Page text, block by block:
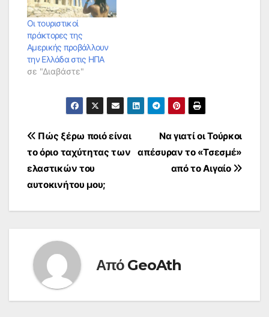
Οι τουριστικοί
πράκτορες της
Αμερικής προβάλλουν
την Ελλάδα στις ΗΠΑ
σε "Διαβάστε"
Πλοήγηση
άρθρων
Να γιατί οι Τούρκοι
απέσυραν το «Τσεσμέ»
από το Αιγαίο
Πώς ξέρω ποιό είναι
το όριο ταχύτητας των
ελαστικών του
αυτοκινήτου μου;
Από GeoAth